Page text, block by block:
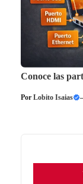
Conoce las
Por Lobito Isaias